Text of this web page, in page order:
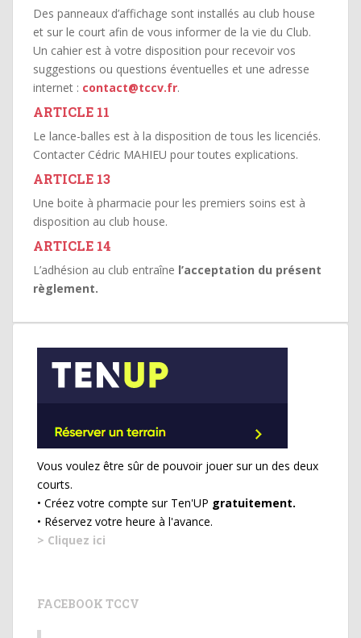
Des panneaux d’affichage sont installés au club house
et sur le court afin de vous informer de la vie du Club.
Un cahier est à votre disposition pour recevoir vos
suggestions ou questions éventuelles et une adresse
internet : contact@tccv.fr.
ARTICLE 11
Le lance-balles est à la disposition de tous les licenciés.
Contacter Cédric MAHIEU pour toutes explications.
ARTICLE 13
Une boite à pharmacie pour les premiers soins est à
disposition au club house.
ARTICLE 14
L’adhésion au club entraîne l’acceptation du présent
règlement.
Vous voulez être sûr de pouvoir jouer sur un des deux
courts.
• Créez votre compte sur Ten'UP gratuitement.
• Réservez votre heure à l'avance.
> Cliquez ici
FACEBOOK TCCV